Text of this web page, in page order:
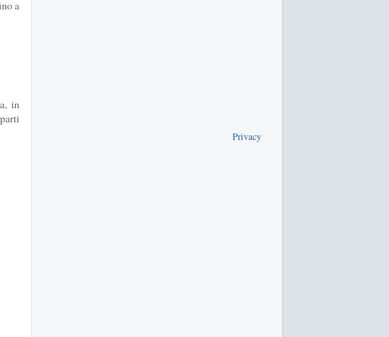
a
in
Privacy